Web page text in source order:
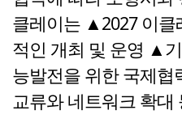
클레이는 ▲2027 이클
적인 개최 및 운영 ▲
능발전을 위한 국제
교류와 네트워크 확대